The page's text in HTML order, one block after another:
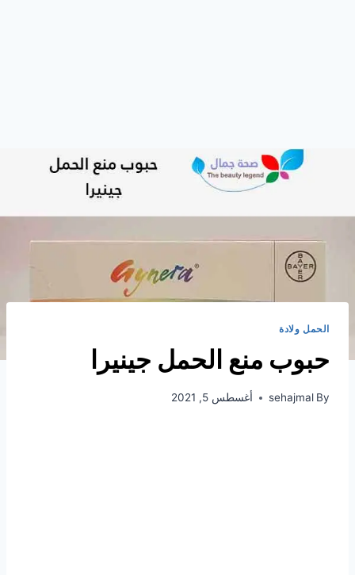
الحمل ولادة
حبوب منع الحمل جينيرا
By
sehajmal أغسطس 5, 2021